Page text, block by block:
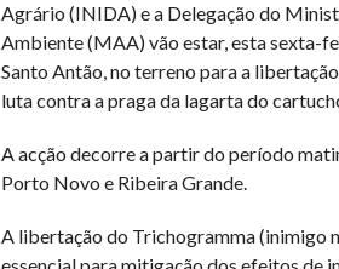
Agrário (INIDA) e a Delegação do
Ambiente (MAA) vão estar, esta sexta-
Santo Antão, no terreno para a
luta contra a praga da lagarta do
A acção decorre a partir do período
Porto Novo e Ribeira Grande.
A libertação do Trichogramma (inimigo